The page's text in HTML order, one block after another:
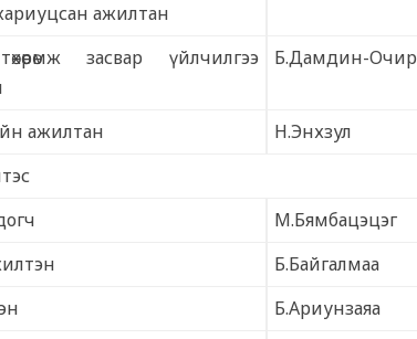
ажилтан
засвар үйлчилгээ
Б.Дамдин-Очир
ажилтан Н.Энхзул
М.Бямбацэцэг
Б.Байгалмаа
Б.Ариунзаяа